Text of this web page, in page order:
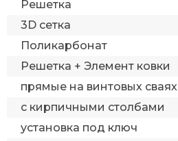
Решетка
3D сетка
Поликарбонат
Решетка + Элемент ковки
прямые на винтовых сваях
с кирпичными столбами
установка под ключ